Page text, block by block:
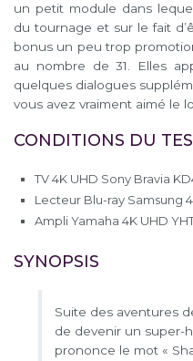
un petit module dans
du tournage et sur le fait
bonus un peu trop
au nombre de 31. Elles
quelques dialogues
vous avez vraiment aimé le
CONDITIONS DU
TV 4K UHD Sony Bravia
Lecteur Blu-ray Samsung
Ampli Yamaha 4K UHD
SYNOPSIS
Suite des aventures
de devenir un super-
prononce le mot «